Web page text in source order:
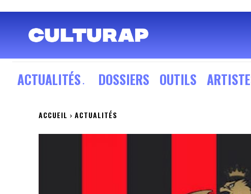
ACTUALITÉS DOSSIERS OUTILS
ACCUEIL ACTUALITÉS